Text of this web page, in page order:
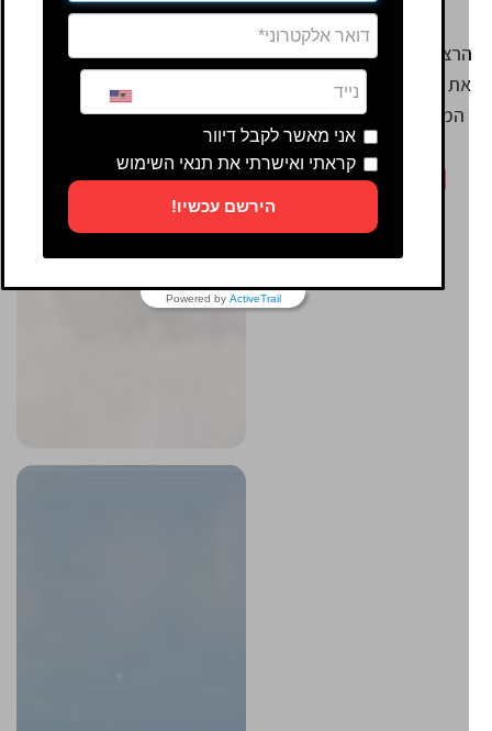
בישראל.
שלי הוא להמשיך ולחקור
עולם הספורט, לגעת בעוד
המון אנשים ולחבר בינם לבין
החוויות.
המשך קריאה
אני מאשר לקבל דיוור
קראתי ואישרתי את תנאי השימוש
הירשם עכשיו!
Powered byActiveTrail